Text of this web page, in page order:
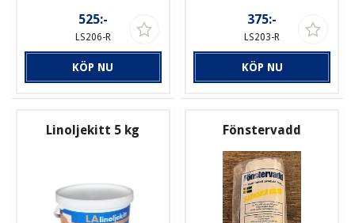
525:-
LS206-R
KÖP NU
375:-
LS203-R
KÖP NU
Linoljekitt 5 kg Fönstervadd